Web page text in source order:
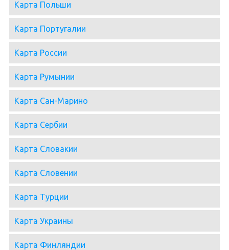
Карта Польши
Карта Португалии
Карта России
Карта Румынии
Карта Сан-Марино
Карта Сербии
Карта Словакии
Карта Словении
Карта Турции
Карта Украины
Карта Финляндии